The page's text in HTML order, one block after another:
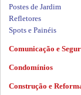
Postes de Jardim
Refletores
Spots e Painéis
Comunicação e
Condomínios
Construção e